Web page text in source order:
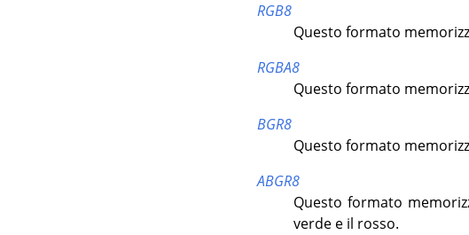
RGB8
Questo formato
RGBA8
Questo formato
BGR8
Questo formato
ABGR8
Questo formato
verde e il rosso.